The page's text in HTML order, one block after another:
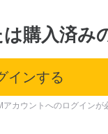
購入済み
インする
カウントへのログインが